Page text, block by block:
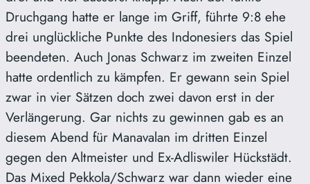
Druchgang hatte er lange im Griff, führte 9:8 ehe
drei unglückliche Punkte des Indonesiers das Spiel
beendeten. Auch Jonas Schwarz im zweiten Einzel
hatte ordentlich zu kämpfen. Er gewann sein Spiel
zwar in vier Sätzen doch zwei davon erst in der
Verlängerung. Gar nichts zu gewinnen gab es an
diesem Abend für Manavalan im dritten Einzel
gegen den Altmeister und Ex-Adliswiler Hückstädt.
Das Mixed Pekkola/Schwarz war dann wieder eine